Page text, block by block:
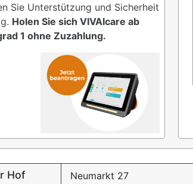
Sie Unterstützung und Sicherheit
Holen Sie sich VIVAIcare ab
1 ohne Zuzahlung.
Hof
Neumarkt 27